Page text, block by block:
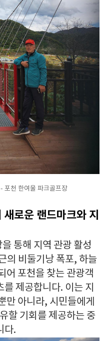
포천 한여울 파크골프장
로운 랜드마크와 지
통해 지역 관광 활성
의 비둘기낭 폭포, 하늘
어 포천을 찾는 관광객
제공합니다. 이는 지
만 아니라, 시민들에게
할 기회를 제공하는 중
다.